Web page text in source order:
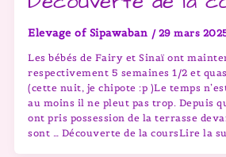
Elevage of Sipawaban / 29 mars
Les bébés de Fairy et Sinaï ont
respectivement 5 semaines 1/2 et
(cette nuit, je chipote :p )Le temps
au moins il ne pleut pas trop. Depuis
ont pris possession de la terrasse
sont … Découverte de la coursLire la